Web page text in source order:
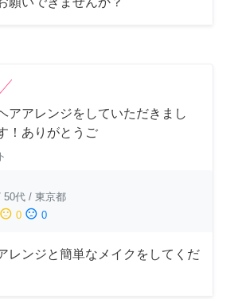
アアレンジをしていただきまし
！ありがとうご
50代 / 東京都
sentiment_neutral 0 sentiment_dissatisfied 0
レンジと簡単なメイクをしてくだ